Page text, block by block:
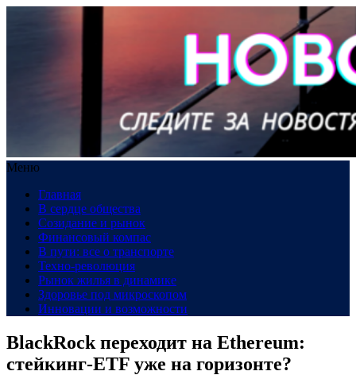
Меню
Главная
В сердце общества
Созидание и рынок
Финансовый компас
В пути: все о транспорте
Техно-революция
Рынок жилья в динамике
Здоровье под микроскопом
Инновации и возможности
BlackRock переходит на Ethereum:
стейкинг-ETF уже на горизонте?